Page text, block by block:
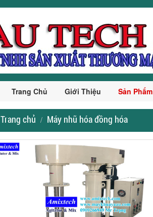
Trang Chủ Giới Thiệu Sản Phẩm
Trang chủ Máy nhũ hóa đồng hóa